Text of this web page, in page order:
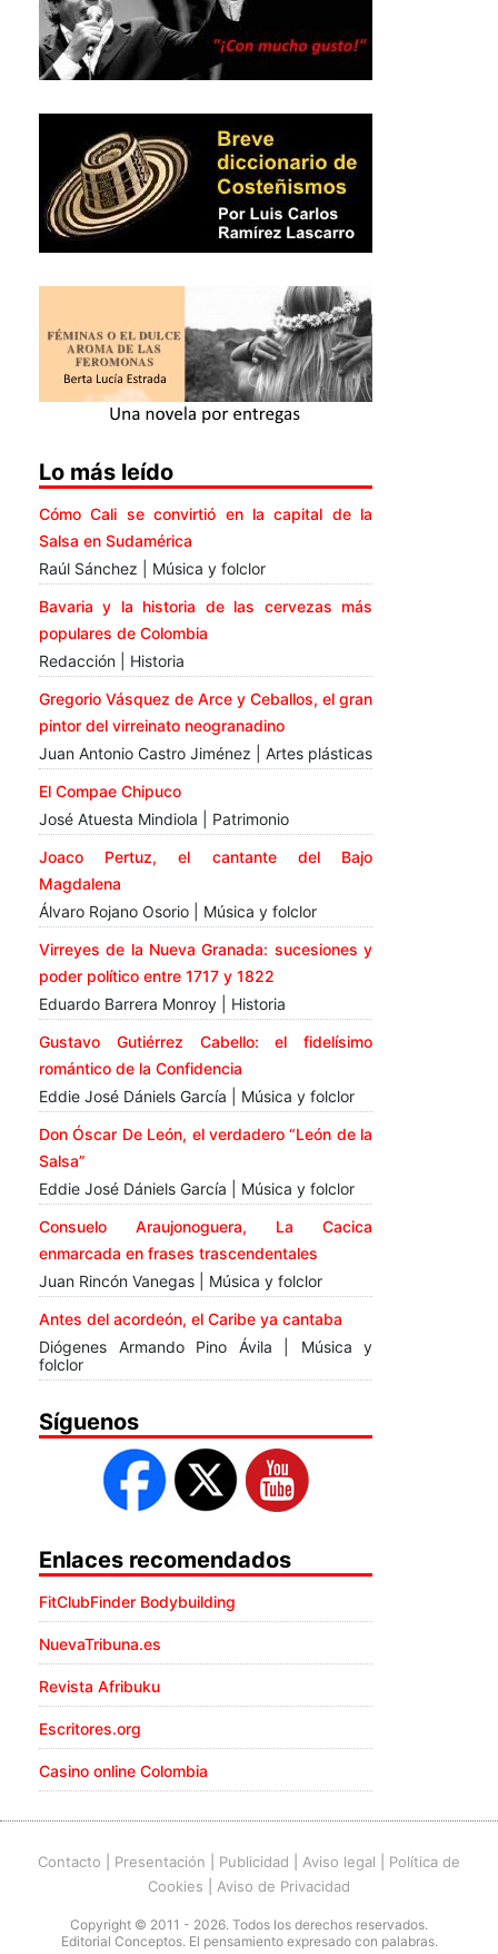
Lo más leído
Cómo Cali se convirtió en la capital de la
Salsa en Sudamérica
Raúl Sánchez | Música y folclor
Bavaria y la historia de las cervezas más
populares de Colombia
Redacción | Historia
Gregorio Vásquez de Arce y Ceballos, el gran
pintor del virreinato neogranadino
Juan Antonio Castro Jiménez | Artes plásticas
El Compae Chipuco
José Atuesta Mindiola | Patrimonio
Joaco Pertuz, el cantante del Bajo
Magdalena
Álvaro Rojano Osorio | Música y folclor
Virreyes de la Nueva Granada: sucesiones y
poder político entre 1717 y 1822
Eduardo Barrera Monroy | Historia
Gustavo Gutiérrez Cabello: el fidelísimo
romántico de la Confidencia
Eddie José Dániels García | Música y folclor
Don Óscar De León, el verdadero “León de la
Salsa”
Eddie José Dániels García | Música y folclor
Consuelo Araujonoguera, La Cacica
enmarcada en frases trascendentales
Juan Rincón Vanegas | Música y folclor
Antes del acordeón, el Caribe ya cantaba
Diógenes Armando Pino Ávila | Música y
folclor
Síguenos
Enlaces recomendados
FitClubFinder Bodybuilding
NuevaTribuna.es
Revista Afribuku
Escritores.org
Casino online Colombia
Contacto Presentación Publicidad Aviso legal
Política de
Cookies
Aviso de Privacidad
Copyright © 2011 - 2026. Todos los derechos reservados.
Editorial Conceptos. El pensamiento expresado con palabras.